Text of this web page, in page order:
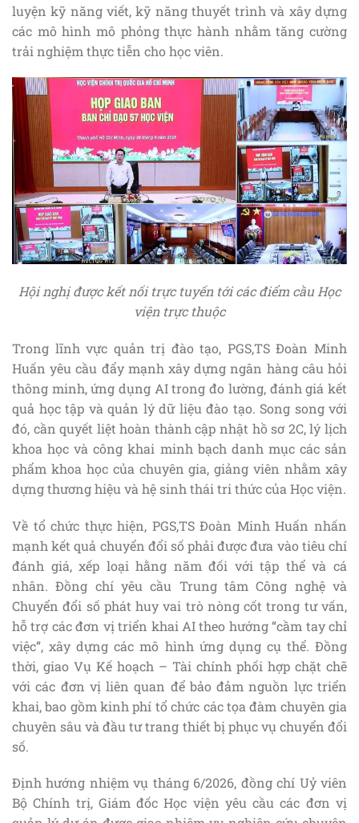
luyện kỹ năng viết, kỹ năng thuyết trình và xây dựng
các mô hình mô phỏng thực hành nhằm tăng cường
trải nghiệm thực tiễn cho học viên.
Hội nghị được kết nối trực tuyến tới các điểm cầu Học
viện trực thuộc
Trong lĩnh vực quản trị đào tạo, PGS,TS Đoàn Minh
Huấn yêu cầu đẩy mạnh xây dựng ngân hàng câu hỏi
thông minh, ứng dụng AI trong đo lường, đánh giá kết
quả học tập và quản lý dữ liệu đào tạo. Song song với
đó, cần quyết liệt hoàn thành cập nhật hồ sơ 2C, lý lịch
khoa học và công khai minh bạch danh mục các sản
phẩm khoa học của chuyên gia, giảng viên nhằm xây
dựng thương hiệu và hệ sinh thái tri thức của Học viện.
Về tổ chức thực hiện, PGS,TS Đoàn Minh Huấn nhấn
mạnh kết quả chuyển đổi số phải được đưa vào tiêu chí
đánh giá, xếp loại hằng năm đối với tập thể và cá
nhân. Đồng chí yêu cầu Trung tâm Công nghệ và
Chuyển đổi số phát huy vai trò nòng cốt trong tư vấn,
hỗ trợ các đơn vị triển khai AI theo hướng “cầm tay chỉ
việc”, xây dựng các mô hình ứng dụng cụ thể. Đồng
thời, giao Vụ Kế hoạch – Tài chính phối hợp chặt chẽ
với các đơn vị liên quan để bảo đảm nguồn lực triển
khai, bao gồm kinh phí tổ chức các tọa đàm chuyên gia
chuyên sâu và đầu tư trang thiết bị phục vụ chuyển đổi
số.
Định hướng nhiệm vụ tháng 6/2026, đồng chí Uỷ viên
Bộ Chính trị, Giám đốc Học viện yêu cầu các đơn vị